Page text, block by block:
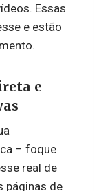
Essas
e estão
e
– foque
real de
páginas de